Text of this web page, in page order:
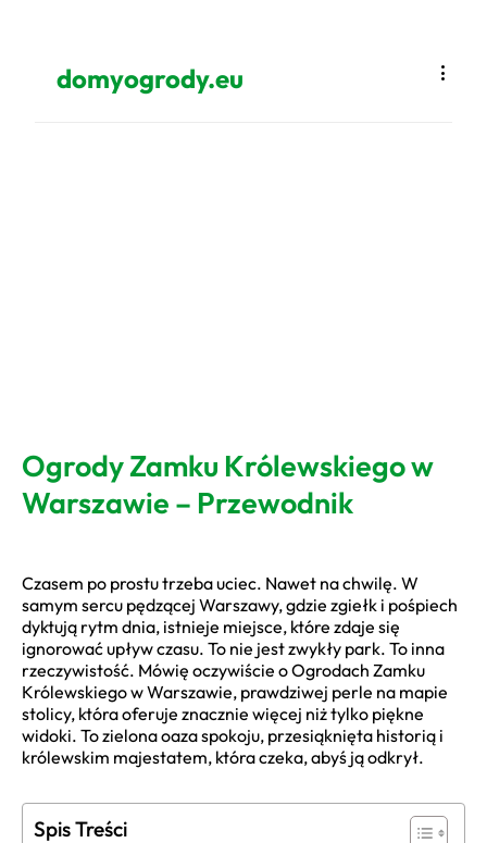
domyogrody.eu
Ogrody Zamku Królewskiego w
Warszawie – Przewodnik
Czasem po prostu trzeba uciec. Nawet na chwilę. W
samym sercu pędzącej Warszawy, gdzie zgiełk i pośpiech
dyktują rytm dnia, istnieje miejsce, które zdaje się
ignorować upływ czasu. To nie jest zwykły park. To inna
rzeczywistość. Mówię oczywiście o Ogrodach Zamku
Królewskiego w Warszawie, prawdziwej perle na mapie
stolicy, która oferuje znacznie więcej niż tylko piękne
widoki. To zielona oaza spokoju, przesiąknięta historią i
królewskim majestatem, która czeka, abyś ją odkrył.
Spis Treści